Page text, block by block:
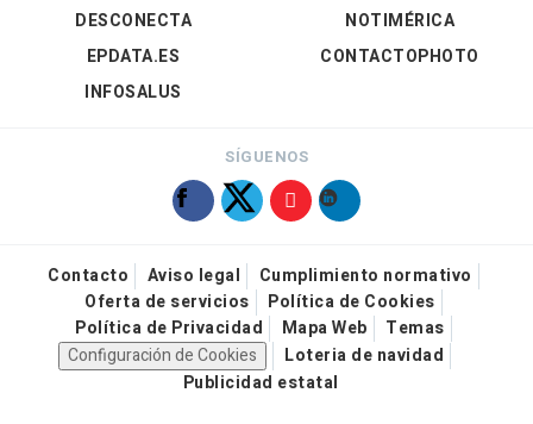
DESCONECTA
EPDATA.ES
INFOSALUS
NOTIMÉRICA
CONTACTOPHOTO
SÍGUENOS
Contacto Aviso legal
Cumplimiento normativo
Oferta de servicios
Política de Cookies
Política de Privacidad
Mapa Web
Temas
Configuración de Cookies
Loteria de navidad
Publicidad estatal